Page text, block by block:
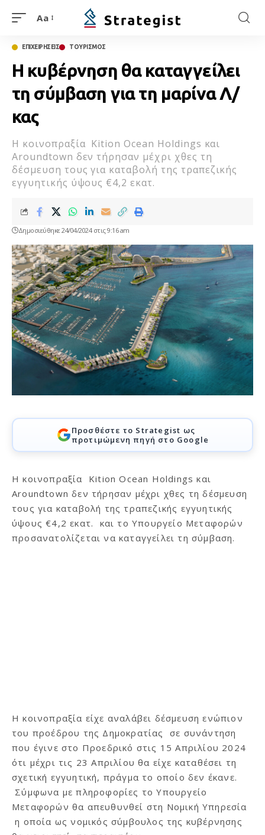
Aa
ΕΠΙΧΕΙΡΗΣΕΙΣ ΤΟΥΡΙΣΜΟΣ
Η κυβέρνηση θα καταγγείλει
τη σύμβαση για τη μαρίνα Λ/
κας
H κοινοπραξία Kition Ocean Holdings και
Aroundtown δεν τήρησαν μέχρι χθες τη
δέσμευση τους για καταβολή της τραπεζικής
εγγυητικής ύψους €4,2 εκατ.
Δημοσιεύθηκε 24/04/2024 στις 9:16 am
Προσθέστε το Strategist ως
προτιμώμενη πηγή στο Google
H κοινοπραξία Kition Ocean Holdings και
Aroundtown δεν τήρησαν μέχρι χθες τη δέσμευση
τους για καταβολή της τραπεζικής εγγυητικής
ύψους €4,2 εκατ. και το Υπουργείο Μεταφορών
προσανατολίζεται να καταγγείλει τη σύμβαση.
Η κοινοπραξία είχε αναλάβει δέσμευση ενώπιον
του προέδρου της Δημοκρατίας σε συνάντηση
που έγινε στο Προεδρικό στις 15 Απριλίου 2024
ότι μέχρι τις 23 Απριλίου θα είχε καταθέσει τη
σχετική εγγυητική, πράγμα το οποίο δεν έκανε.
Σύμφωνα με πληροφορίες το Υπουργείο
Μεταφορών θα απευθυνθεί στη Νομική Υπηρεσία
η οποία ως νομικός σύμβουλος της κυβέρνησης